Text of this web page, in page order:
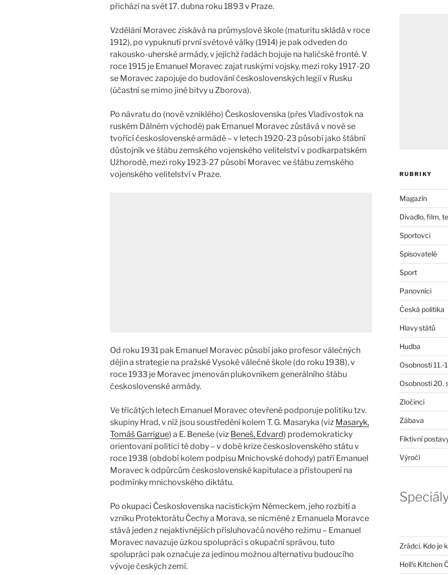
přichází na svět 17. dubna roku 1893 v Praze.
Vzdělání Moravec získává na průmyslové škole (maturitu skládá v roce
1912), po vypuknutí první světové války (1914) je pak odveden do
rakousko-uherské armády, v jejíchž řadách bojuje na haličské frontě. V
roce 1915 je Emanuel Moravec zajat ruskými vojsky, mezi roky 1917-20
se Moravec zapojuje do budování československých legií v Rusku
(účastní se mimo jiné bitvy u Zborova).
Po návratu do (nově vzniklého) Československa (přes Vladivostok na
ruském Dálném východě) pak Emanuel Moravec zůstává v nově se
tvořící československé armádě – v letech 1920-23 působí jako štábní
důstojník ve štábu zemského vojenského velitelství v podkarpatském
Užhorodě, mezi roky 1923-27 působí Moravec ve štábu zemského
vojenského velitelství v Praze.
Od roku 1931 pak Emanuel Moravec působí jako profesor válečných
dějin a strategie na pražské Vysoké válečné škole (do roku 1938), v
roce 1933 je Moravec jmenován plukovníkem generálního štábu
československé armády.
Ve třicátých letech Emanuel Moravec otevřeně podporuje politiku tzv.
skupiny Hrad, v níž jsou soustředěni kolem T. G. Masaryka (viz Masaryk,
Tomáš Garrigue) a E. Beneše (viz Beneš, Edvard) prodemokraticky
orientovaní politici té doby – v době krize československého státu v
roce 1938 (období kolem podpisu Mnichovské dohody) patří Emanuel
Moravec k odpůrcům československé kapitulace a přistoupení na
podmínky mnichovského diktátu.
Po okupaci Československa nacistickým Německem, jeho rozbití a
vzniku Protektorátu Čechy a Morava, se nicméně z Emanuela Moravce
stává jeden z nejaktivnějších přisluhovačů nového režimu – Emanuel
Moravec navazuje úzkou spolupráci s okupační správou, tuto
spolupráci pak označuje za jedinou možnou alternativu budoucího
vývoje českých zemí.
RUBRIKY
Magazín
Divadlo, film,
Sportovci
Spisovatelé
Sport
Panovníci
Česká politika
Hlavy států
Hudba
Osobnosti 11.-
Osobnosti 20.
Zločinci
Zábava
Fiktivní
Výročí
Zrádci. Kdo je
Hell’s Kitchen